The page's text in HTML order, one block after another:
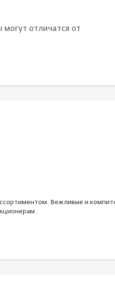
отличатся от
Вежливые и